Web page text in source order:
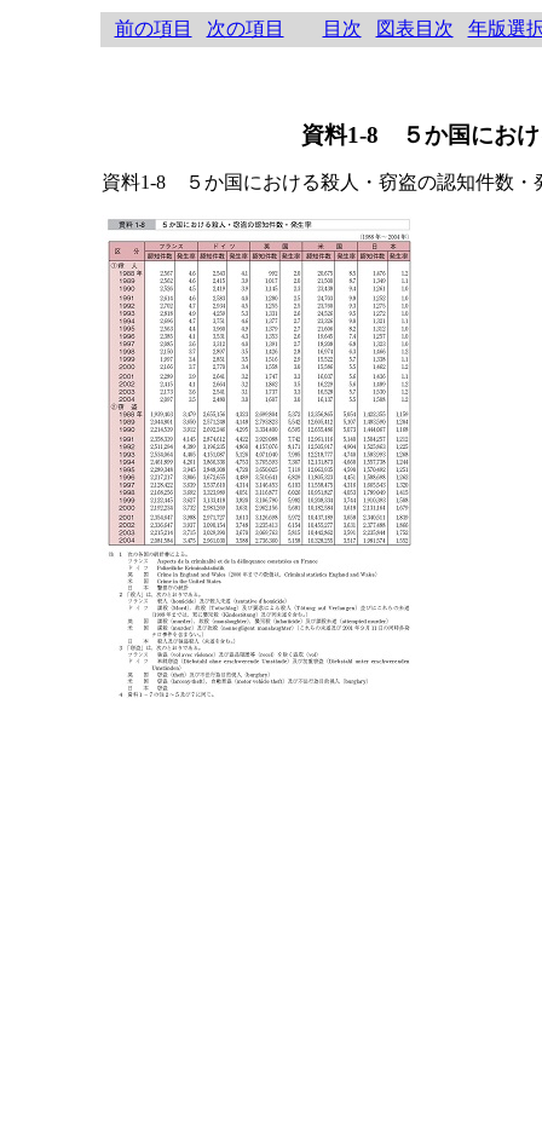
前の項目 次の項目 目次 図表目次 年版選
資料1-8 ５か国におけ
資料1-8 ５か国における殺人・窃盗の認知件数・